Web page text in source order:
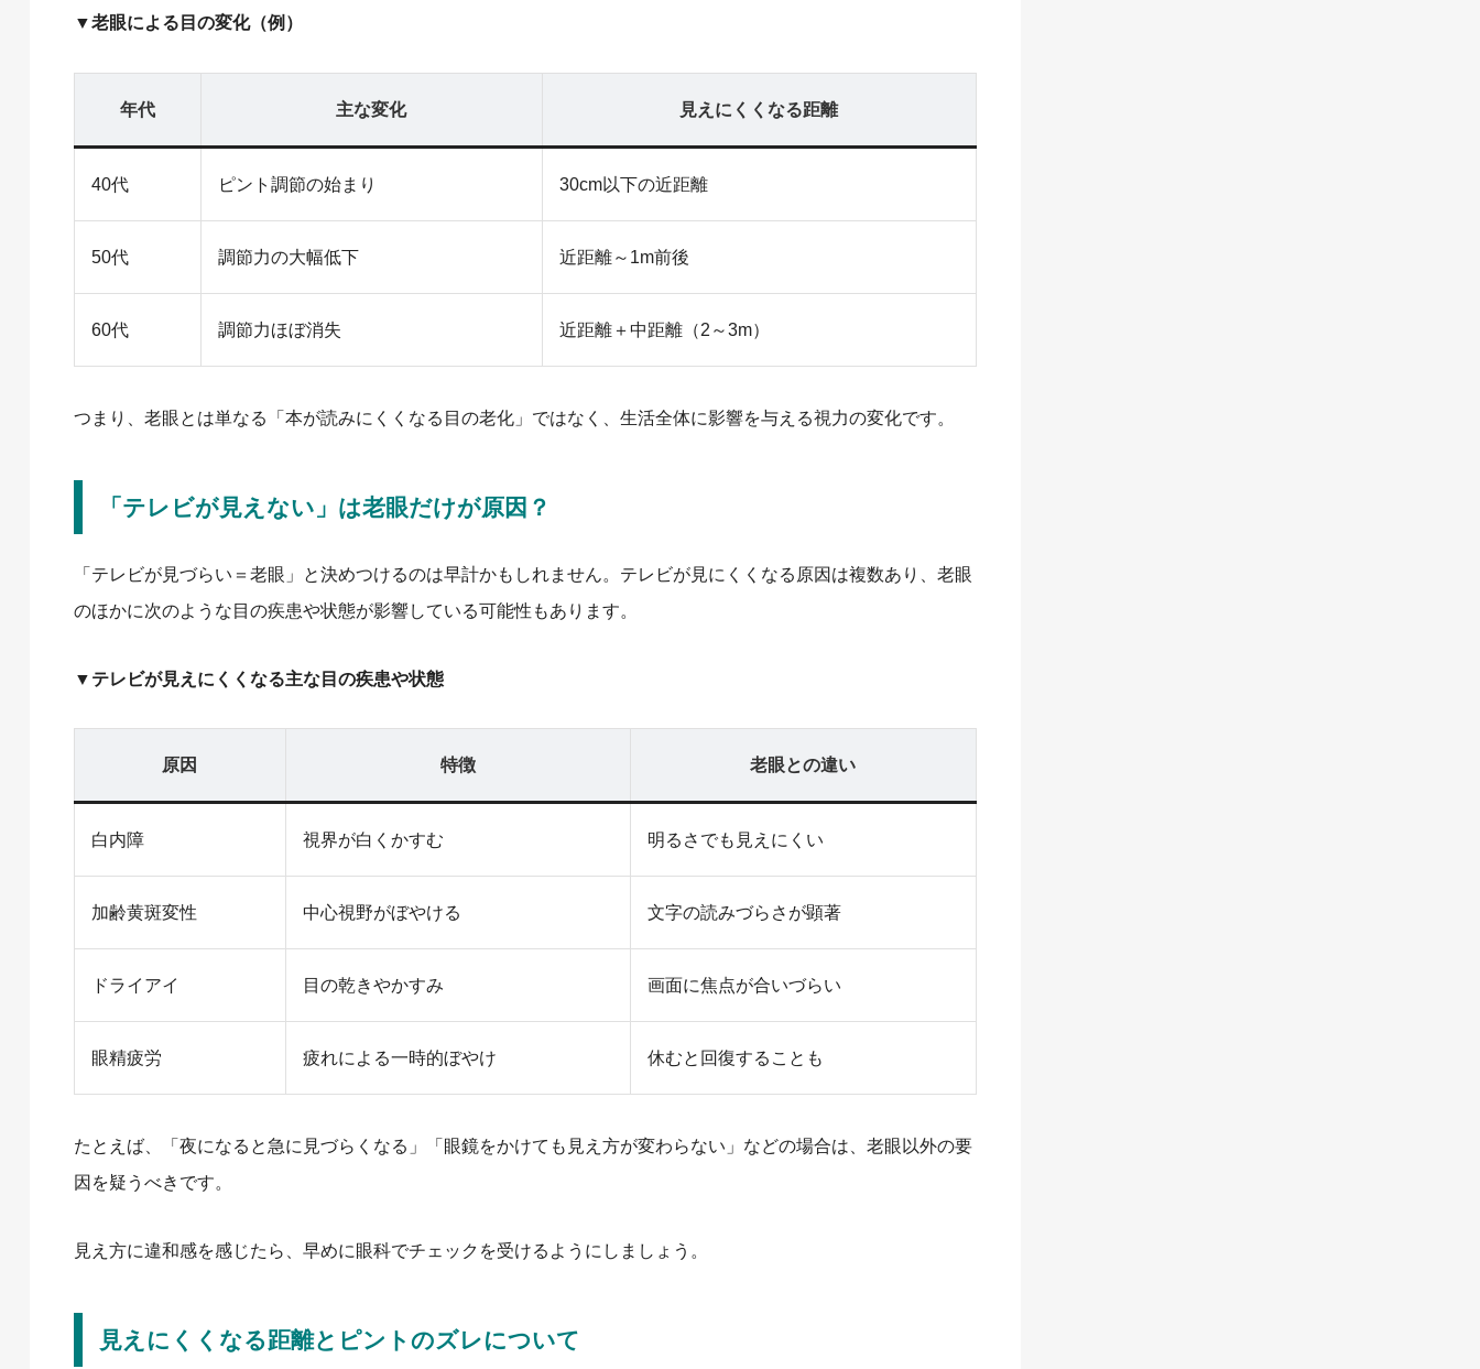
▼老眼による目の変化（例）
年代 主な変化 見えにくくなる距離
40代 ピント調節の始まり 30cm以下の近距離
50代 調節力の大幅低下 近距離～1m前後
60代 調節力ほぼ消失 近距離＋中距離（2～3m）
つまり、老眼とは単なる「本が読みにくくなる目の老化」ではなく、生活全体に影響を与える視力の変化です。
「テレビが見えない」は老眼だけが原因？
「テレビが見づらい＝老眼」と決めつけるのは早計かもしれません。テレビが見にくくなる原因は複数あり、老眼
のほかに次のような目の疾患や状態が影響している可能性もあります。
▼テレビが見えにくくなる主な目の疾患や状態
原因 特徴 老眼との違い
白内障 視界が白くかすむ 明るさでも見えにくい
加齢黄斑変性 中心視野がぼやける 文字の読みづらさが顕著
ドライアイ 目の乾きやかすみ 画面に焦点が合いづらい
眼精疲労 疲れによる一時的ぼやけ 休むと回復することも
たとえば、「夜になると急に見づらくなる」「眼鏡をかけても見え方が変わらない」などの場合は、老眼以外の要
因を疑うべきです。
見え方に違和感を感じたら、早めに眼科でチェックを受けるようにしましょう。
見えにくくなる距離とピントのズレについて